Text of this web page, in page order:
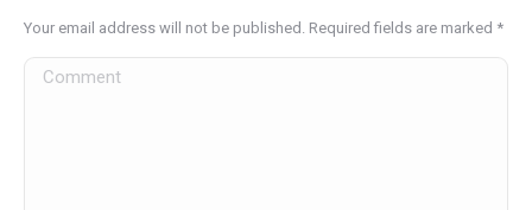
Your email address will not be published. Required fields are marked *
Comment